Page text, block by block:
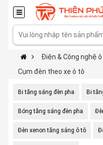
Điện & Công nghệ
Cụm đèn theo xe ô tô
Bi tăng sáng đèn pha Bi
Bóng tăng sáng đèn pha
Đèn xenon tăng sáng ô tô